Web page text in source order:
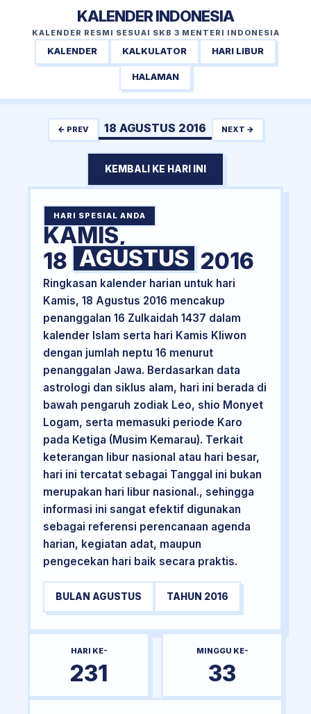
KALENDER INDONESIA
KALENDER RESMI SESUAI SKB 3 MENTERI INDONESIA
KALENDER KALKULATOR HARI LIBUR
HALAMAN
← PREV 18 AGUSTUS 2016 NEXT →
KEMBALI KE HARI INI
HARI SPESIAL ANDA
KAMIS,
18 AGUSTUS 2016
Ringkasan kalender harian untuk hari
Kamis, 18 Agustus 2016 mencakup
penanggalan 16 Zulkaidah 1437 dalam
kalender Islam serta hari Kamis Kliwon
dengan jumlah neptu 16 menurut
penanggalan Jawa. Berdasarkan data
astrologi dan siklus alam, hari ini berada di
bawah pengaruh zodiak Leo, shio Monyet
Logam, serta memasuki periode Karo
pada Ketiga (Musim Kemarau). Terkait
keterangan libur nasional atau hari besar,
hari ini tercatat sebagai Tanggal ini bukan
merupakan hari libur nasional., sehingga
informasi ini sangat efektif digunakan
sebagai referensi perencanaan agenda
harian, kegiatan adat, maupun
pengecekan hari baik secara praktis.
BULAN AGUSTUS TAHUN 2016
HARI KE-
231
MINGGU KE-
33